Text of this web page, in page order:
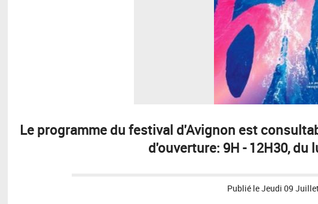
Le programme du festival d'Avignon est
d'ouverture: 9H - 12H30, du
Publié leJeudi 09